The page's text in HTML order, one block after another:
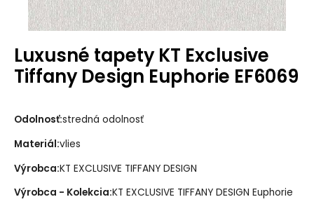
Luxusné tapety KT Exclusive
Tiffany Design Euphorie EF6069
Odolnosť:stredná odolnosť
Materiál:vlies
Výrobca:KT EXCLUSIVE TIFFANY DESIGN
Výrobca - Kolekcia:KT EXCLUSIVE TIFFANY DESIGN Euphorie